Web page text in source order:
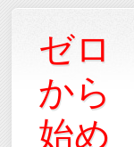
ゼロ
から
始め